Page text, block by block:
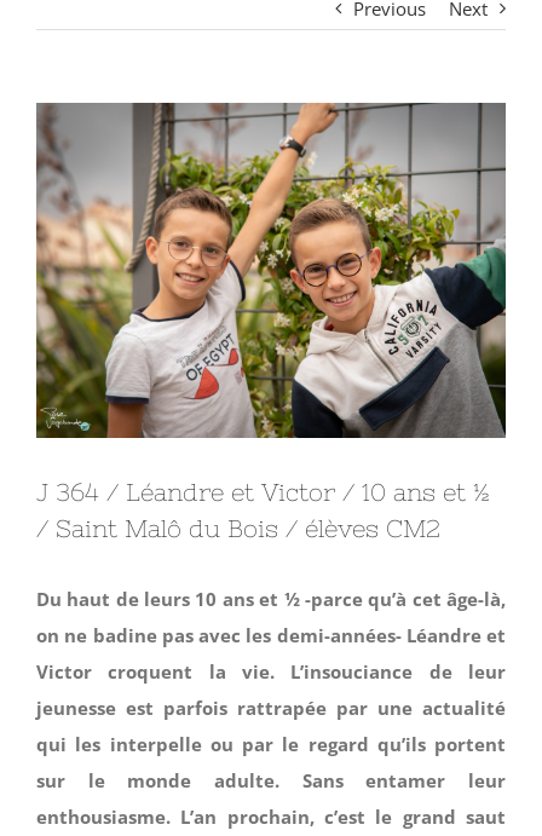
Previous Next
View
Larger
Image
J 364 / Léandre et Victor / 10 ans et ½
/ Saint Malô du Bois / élèves CM2
Du haut de leurs 10 ans et ½ -parce qu’à cet âge-là,
on ne badine pas avec les demi-années- Léandre et
Victor croquent la vie. L’insouciance de leur
jeunesse est parfois rattrapée par une actualité
qui les interpelle ou par le regard qu’ils portent
sur le monde adulte. Sans entamer leur
enthousiasme. L’an prochain, c’est le grand saut